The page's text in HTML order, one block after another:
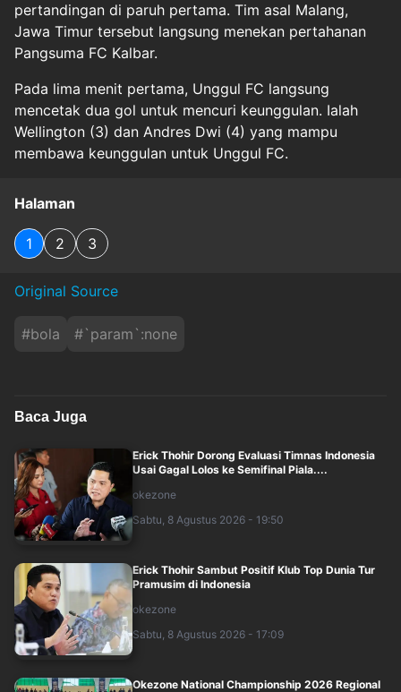
pertandingan di paruh pertama. Tim asal Malang,
Jawa Timur tersebut langsung menekan pertahanan
Pangsuma FC Kalbar.
Pada lima menit pertama, Unggul FC langsung
mencetak dua gol untuk mencuri keunggulan. Ialah
Wellington (3) dan Andres Dwi (4) yang mampu
membawa keunggulan untuk Unggul FC.
Halaman
1 2 3
Original Source
#bola #`param`:none
Baca Juga
Erick Thohir Dorong Evaluasi Timnas Indonesia
Usai Gagal Lolos ke Semifinal Piala....
okezone
Sabtu, 8 Agustus 2026 - 19:50
Erick Thohir Sambut Positif Klub Top Dunia Tur
Pramusim di Indonesia
okezone
Sabtu, 8 Agustus 2026 - 17:09
Okezone National Championship 2026 Regional